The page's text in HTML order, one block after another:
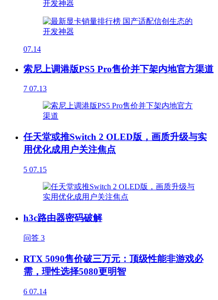
07.14
索尼上调港版PS5 Pro售价并下架内地官方渠道
7 07.13
任天堂或推Switch 2 OLED版，画质升级与实
用优化成用户关注焦点
5 07.15
h3c路由器密码破解
问答 3
RTX 5090售价破三万元：顶级性能非游戏必
需，理性选择5080更明智
6 07.14